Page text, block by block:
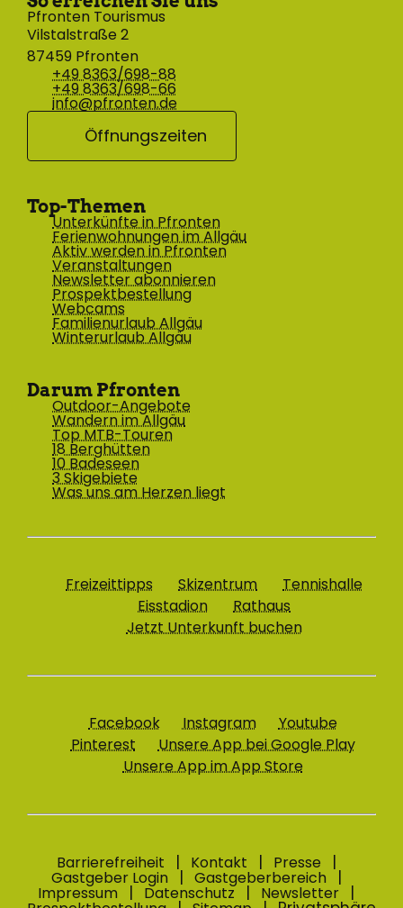
Pfronten Tourismus
Vilstalstraße 2
87459 Pfronten
+49 8363/698-88
+49 8363/698-66
info@pfronten.de
Öffnungszeiten
Top-Themen
Unterkünfte in Pfronten
Ferienwohnungen im Allgäu
Aktiv werden in Pfronten
Veranstaltungen
Newsletter abonnieren
Prospektbestellung
Webcams
Familienurlaub Allgäu
Winterurlaub Allgäu
Darum Pfronten
Outdoor-Angebote
Wandern im Allgäu
Top MTB-Touren
18 Berghütten
10 Badeseen
3 Skigebiete
Was uns am Herzen liegt
Freizeittipps Skizentrum
Tennishalle
Eisstadion
Rathaus
Jetzt Unterkunft buchen
Facebook Instagram
Youtube
Pinterest
Unsere App bei Google Play
Unsere App im App Store
Barrierefreiheit Kontakt Presse
Gastgeber Login Gastgeberbereich
Impressum Datenschutz Newsletter